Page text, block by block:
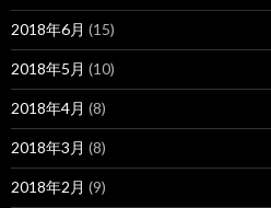
2018年6月 (15)
2018年5月 (10)
2018年4月 (8)
2018年3月 (8)
2018年2月 (9)